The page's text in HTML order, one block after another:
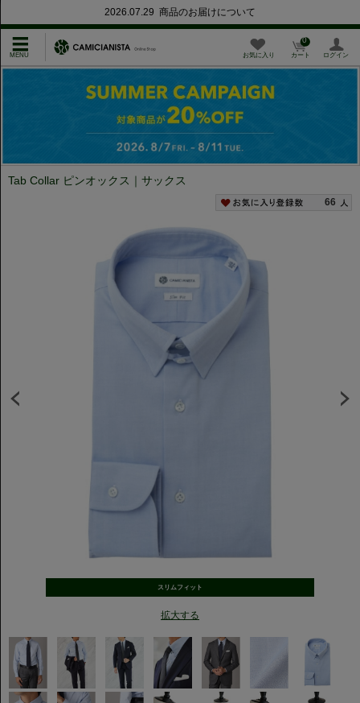
2026.07.29 商品のお届けについて
お気に入り カート
0
ログイン
Tab Collar ピンオックス｜サックス
66
スリムフィット
拡大する